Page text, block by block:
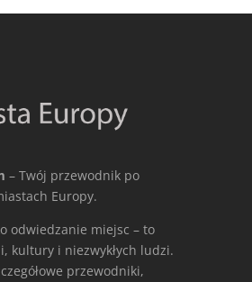
– Twój przewodnik po
Europy.
odwiedzanie miejsc – to
kultury i niezwykłych ludzi.
przewodniki,